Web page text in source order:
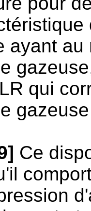
ayant au
qui
Ce